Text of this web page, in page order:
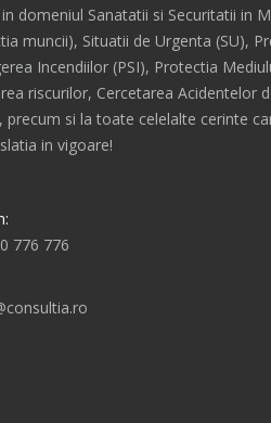
domeniul Sanatatii si Securitatii in
muncii), Situatii de Urgenta (SU),
Incendiilor (PSI), Protectia
riscurilor, Cercetarea Acidentelor
precum si la toate celelalte cerinte
in vigoare!
776 776